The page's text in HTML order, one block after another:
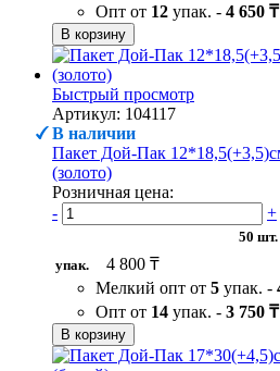
Опт от 12 упак. - 4 650 ₸
В корзину
Быстрый просмотр
Артикул: 104117
В наличии
Пакет Дой-Пак
(золото)
Розничная цена:
-
+
50 шт.
упак.
4 800 ₸
Мелкий опт от 5 упак. -
Опт от 14 упак. - 3 750 ₸
В корзину